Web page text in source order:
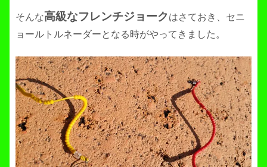
そんな高級なフレンチジョークはさておき、セニ
ョールトルネーダーとなる時がやってきました。